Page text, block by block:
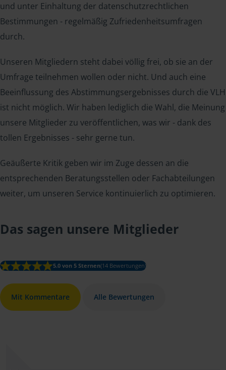
und unter Einhaltung der datenschutzrechtlichen
Bestimmungen - regelmäßig Zufriedenheitsumfragen
durch.
Unseren Mitgliedern steht dabei völlig frei, ob sie an der
Umfrage teilnehmen wollen oder nicht. Und auch eine
Beeinflussung des Abstimmungsergebnisses durch die VLH
ist nicht möglich. Wir haben lediglich die Wahl, die Meinung
unsere Mitglieder zu veröffentlichen, was wir - dank des
tollen Ergebnisses - sehr gerne tun.
Geäußerte Kritik geben wir im Zuge dessen an die
entsprechenden Beratungsstellen oder Fachabteilungen
weiter, um unseren Service kontinuierlich zu optimieren.
Das sagen unsere Mitglieder
5.0 von 5 Sternen(14 Bewertungen)
Mit Kommentare Alle Bewertungen